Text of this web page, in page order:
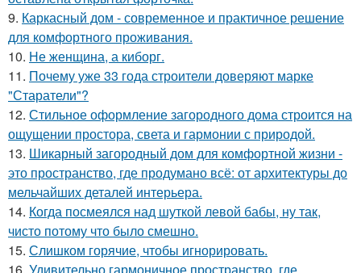
9. Каркасный дом - современное и практичное решение
для комфортного проживания.
10. Не женщина, а киборг.
11. Почему уже 33 года строители доверяют марке
"Старатели"?
12. Стильное оформление загородного дома строится на
ощущении простора, света и гармонии с природой.
13. Шикарный загородный дом для комфортной жизни -
это пространство, где продумано всё: от архитектуры до
мельчайших деталей интерьера.
14. Когда посмеялся над шуткой левой бабы, ну так,
чисто потому что было смешно.
15. Слишком горячие, чтобы игнорировать.